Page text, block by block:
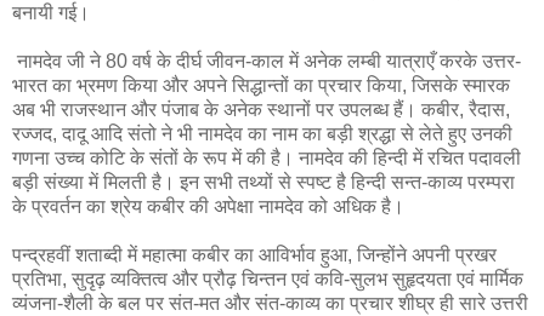
बनायी गई।
नामदेव जी ने 80 वर्ष के दीर्घ जीवन-काल में अनेक लम्बी यात्राएँ करके उत्तर-
भारत का भ्रमण किया और अपने सिद्धान्तों का प्रचार किया, जिसके स्मारक
अब भी राजस्थान और पंजाब के अनेक स्थानों पर उपलब्ध हैं। कबीर, रैदास,
रज्जद, दादू आदि संतो ने भी नामदेव का नाम का बड़ी श्रद्धा से लेते हुए उनकी
गणना उच्च कोटि के संतों के रूप में की है। नामदेव की हिन्दी में रचित पदावली
बड़ी संख्या में मिलती है। इन सभी तथ्यों से स्पष्ट है हिन्दी सन्त-काव्य परम्परा
के प्रवर्तन का श्रेय कबीर की अपेक्षा नामदेव को अधिक है।
पन्द्रहवीं शताब्दी में महात्मा कबीर का आविर्भाव हुआ, जिन्होंने अपनी प्रखर
प्रतिभा, सुदृढ़ व्यक्तित्व और प्रौढ़ चिन्तन एवं कवि-सुलभ सुहृदयता एवं मार्मिक
व्यंजना-शैली के बल पर संत-मत और संत-काव्य का प्रचार शीघ्र ही सारे उत्तरी